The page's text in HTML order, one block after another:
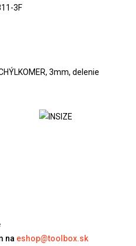
3mm, delenie
na eshop@toolbox.sk